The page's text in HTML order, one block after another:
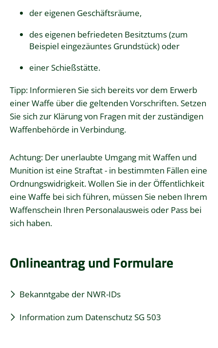
der eigenen Geschäftsräume,
des eigenen befriedeten Besitztums(zum
Beispiel eingezäuntes Grundstück) oder
einer Schießstätte.
Tipp: Informieren Sie sich bereits vor dem Erwerb
einer Waffe über die geltenden Vorschriften. Setzen
Sie sich zur Klärung von Fragen mit der zuständigen
Waffenbehörde in Verbindung.
Achtung: Der unerlaubte Umgang mit Waffen und
Munition ist eine Straftat - in bestimmten Fällen eine
Ordnungswidrigkeit.Wollen Sie in der Öffentlichkeit
eine Waffe bei sich führen, müssen Sie neben Ihrem
Waffenschein Ihren Personalausweis oder Pass bei
sich haben.
Onlineantrag und Formulare
Bekanntgabe der NWR-IDs
Information zum Datenschutz SG 503